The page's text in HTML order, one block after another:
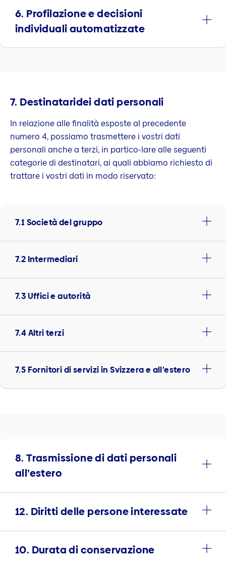
6. Profilazione e decisioni
individuali automatizzate
7. Destinataridei dati personali
In relazione alle finalità esposte al precedente
numero 4, possiamo trasmettere i vostri dati
personali anche a terzi, in partico-lare alle seguenti
categorie di destinatari, ai quali abbiamo richiesto di
trattare i vostri dati in modo riservato:
7.1 Società del gruppo
7.2 Intermediari
7.3 Uffici e autorità
7.4 Altri terzi
7.5 Fornitori di servizi in Svizzera e all’estero
8. Trasmissione di dati personali
all’estero
12. Diritti delle persone interessate
10. Durata di conservazione